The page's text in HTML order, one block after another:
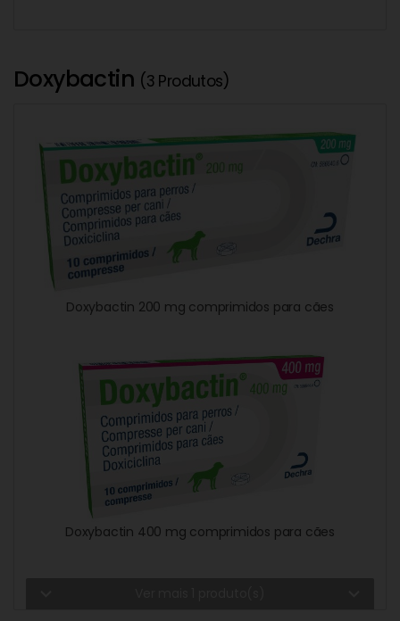
Doxybactin (3 Produtos)
Doxybactin 200 mg comprimidos para cães
Doxybactin 400 mg comprimidos para cães